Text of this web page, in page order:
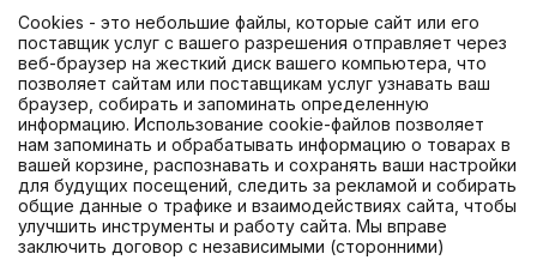
Кофе
Cookies - это небольшие файлы, которые сайт или его
поставщик услуг с вашего разрешения отправляет через
веб-браузер на жесткий диск вашего компьютера, что
позволяет сайтам или поставщикам услуг узнавать ваш
браузер, собирать и запоминать определенную
информацию. Использование cookie-файлов позволяет
нам запоминать и обрабатывать информацию о товарах в
вашей корзине, распознавать и сохранять ваши настройки
для будущих посещений, следить за рекламой и собирать
общие данные о трафике и взаимодействиях сайта, чтобы
улучшить инструменты и работу сайта. Мы вправе
заключить договор с независимыми (сторонними)